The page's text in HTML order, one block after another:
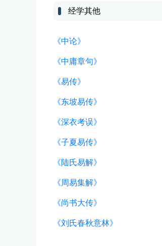
经学其他
《中论》
《中庸章句》
《易传》
《东坡易传》
《深衣考误》
《子夏易传》
《陆氏易解》
《周易集解》
《尚书大传》
《刘氏春秋意林》